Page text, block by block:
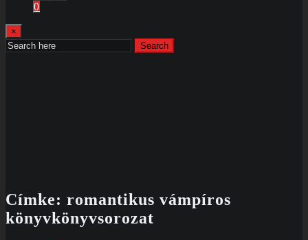
0
×
Search
Címke: romantikus vámpíros
könyvkönyvsorozat